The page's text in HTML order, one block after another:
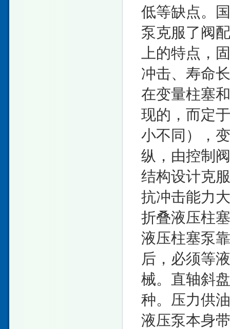
低等缺点。
泵克服了阀
上的特点，
冲击、寿命
在变量柱塞
现的，而定
小不同），
纵，由控制
结构设计克
抗冲击能力
折叠液压柱
液压柱塞泵
后，必须等
械。直轴斜
种。压力供
液压泵本身